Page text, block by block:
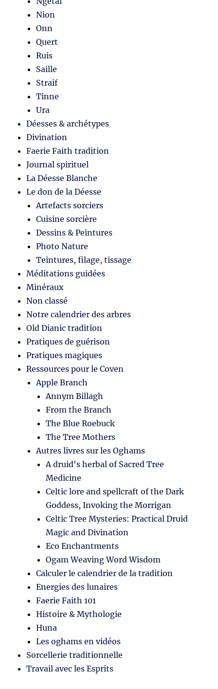
Nion
Onn
Quert
Ruis
Saille
Straif
Tinne
Ura
Déesses & archétypes
Divination
Faerie Faith tradition
Journal spirituel
La Déesse Blanche
Le don de la Déesse
Artefacts sorciers
Cuisine sorcière
Dessins & Peintures
Photo Nature
Teintures, filage, tissage
Méditations guidées
Minéraux
Non classé
Notre calendrier des arbres
Old Dianic tradition
Pratiques de guérison
Pratiques magiques
Ressources pour le Coven
Apple Branch
Annym Billagh
From the Branch
The Blue Roebuck
The Tree Mothers
Autres livres sur les Oghams
A druid's herbal of Sacred Tree
Medicine
Celtic lore and spellcraft of the Dark
Goddess, Invoking the Morrigan
Celtic Tree Mysteries: Practical Druid
Magic and Divination
Eco Enchantments
Ogam Weaving Word Wisdom
Calculer le calendrier de la tradition
Energies des lunaires
Faerie Faith 101
Histoire & Mythologie
Huna
Les oghams en vidéos
Sorcellerie traditionnelle
Travail avec les Esprits